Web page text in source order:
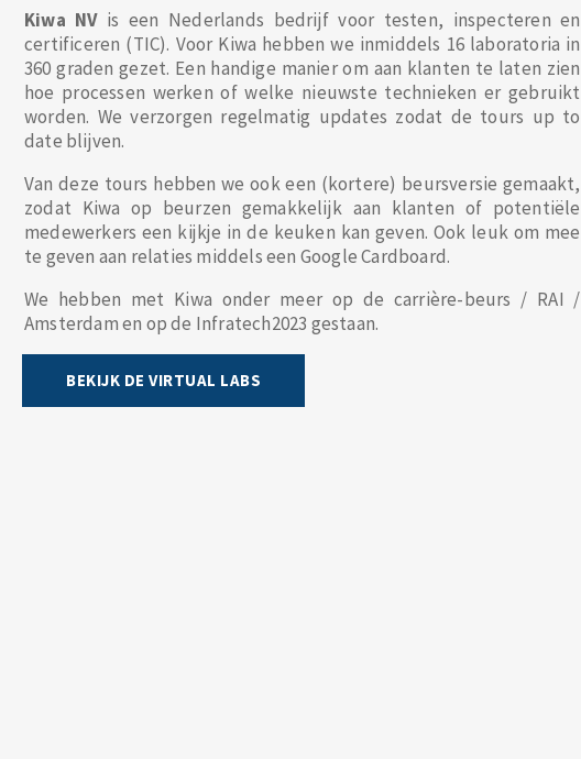
Kiwa NVis een Nederlands bedrijf voor testen, inspecteren en
certificeren (TIC). Voor Kiwa hebben we inmiddels 16 laboratoria in
360 graden gezet. Een handige manier om aan klanten te laten zien
hoe processen werken of welke nieuwste technieken er gebruikt
worden. We verzorgen regelmatig updates zodat de tours up to
date blijven.
Van deze tours hebben we ook een (kortere) beursversie gemaakt,
zodat Kiwa op beurzen gemakkelijk aan klanten of potentiële
medewerkers een kijkje in de keuken kan geven. Ook leuk om mee
te geven aan relaties middels een Google Cardboard.
We hebben met Kiwa onder meer op de carrière-beurs / RAI /
Amsterdam en op de Infratech2023 gestaan.
BEKIJK DE VIRTUAL LABS